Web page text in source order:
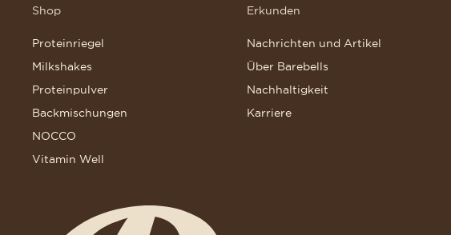
Shop
Proteinriegel
Milkshakes
Proteinpulver
Backmischungen
NOCCO
Vitamin Well
Erkunden
Nachrichten und Artikel
Über Barebells
Nachhaltigkeit
Karriere